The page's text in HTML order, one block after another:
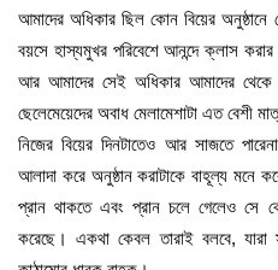
আমাদের অধিকার ছিল কোন বিয়ের
বয়সে হাস্যমুখর পরিবেশে আনন্দে ক্লাস
আর আমাদের সেই অধিকার আমাদের থেকে
ছেলেমেয়েদের অবাধ মেলামেশাটা এত বেশী
নিজের বিয়ের দিনটাতেও আর সাজতে
আলাদা করে অনুষ্ঠান করাটাকে বাহূল্য মনে
প্রান থাকতে এবং প্রান চলে গেলেও সে
করেছে। একথা কেবল তারাই বলবে, যারা